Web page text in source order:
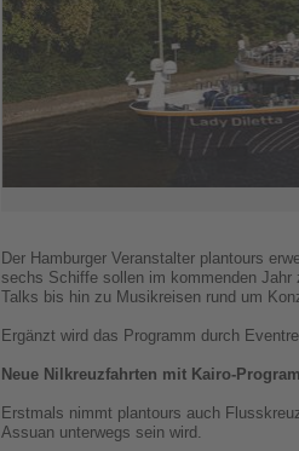
Der Hamburger Veranstalter plantours
sechs Schiffe sollen im kommenden Jahr
Talks bis hin zu Musikreisen rund um
Ergänzt wird das Programm durch
Neue Nilkreuzfahrten mit Kairo-
Erstmals nimmt plantours auch
Assuan unterwegs sein wird.